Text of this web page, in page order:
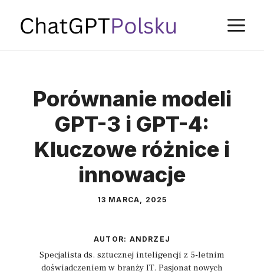
Porównanie modeli
GPT-3 i GPT-4:
Kluczowe różnice i
innowacje
13 MARCA, 2025
AUTOR: ANDRZEJ
Specjalista ds. sztucznej inteligencji z 5-letnim
doświadczeniem w branży IT. Pasjonat nowych